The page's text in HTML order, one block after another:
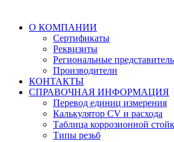
О КОМПАНИИ
Сертификаты
Реквизиты
Региональные
Производители
КОНТАКТЫ
СПРАВОЧНАЯ ИНФОРМАЦИЯ
Перевод единиц измерения
Калькулятор CV и расхода
Таблица коррозионной
Типы резьб